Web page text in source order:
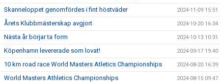
Skanneloppet genomfördes i fint höstväder 2024-11-09 15:51
Årets Klubbmästerskap avgjort 2024-10-20 16:34
Nästa år börjar ta form 2024-10-13 10:31
Köpenhamn levererade som lovat! 2024-09-17 19:40
10 km road race World Masters Atletics Championships 2024-08-20 16:39
World Masters Athletics Championships 2024-08-15 09:47